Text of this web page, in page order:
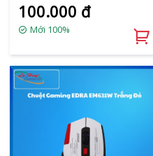
100.000 đ
Mới 100%